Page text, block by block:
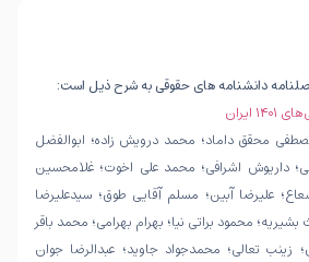
دانشنامه های حقوقی به شرح ذیل است:
ایران
محقق داماد؛ محمد درویش زاده؛ ابوالفضل
داریوش اشرافی؛ محمد علی اخوت؛ غلامحسین
علیرضا آبین؛ مسلم آقایی طوق؛ سیدعلیرضا
محمود براتی نیا؛ بهرام بهرامی؛ محمد باقر
زینب تعالی؛ محمدجواد جاوید؛ عبدالرضا جوان